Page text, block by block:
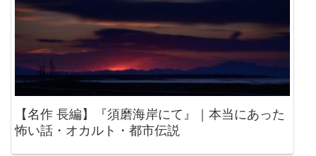
【名作 長編】『須磨海岸にて』｜本当にあった
怖い話・オカルト・都市伝説